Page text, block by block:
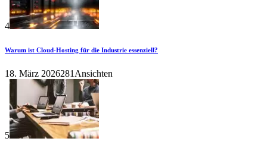
4
Warum ist Cloud-Hosting für die Industrie essenziell?
18. März 2026281Ansichten
5